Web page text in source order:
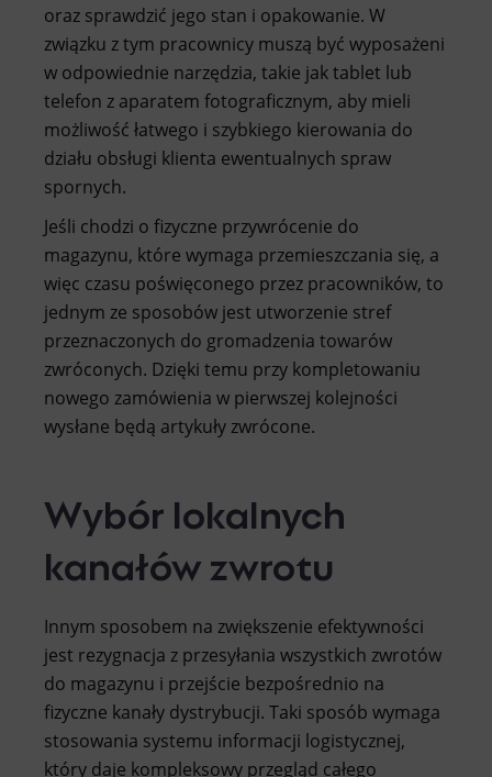
oraz sprawdzić jego stan i opakowanie. W
związku z tym pracownicy muszą być wyposażeni
w odpowiednie narzędzia, takie jak tablet lub
telefon z aparatem fotograficznym, aby mieli
możliwość łatwego i szybkiego kierowania do
działu obsługi klienta ewentualnych spraw
spornych.
Jeśli chodzi o fizyczne przywrócenie do
magazynu, które wymaga przemieszczania się, a
więc czasu poświęconego przez pracowników, to
jednym ze sposobów jest utworzenie stref
przeznaczonych do gromadzenia towarów
zwróconych. Dzięki temu przy kompletowaniu
nowego zamówienia w pierwszej kolejności
wysłane będą artykuły zwrócone.
Wybór lokalnych
kanałów zwrotu
Innym sposobem na zwiększenie efektywności
jest rezygnacja z przesyłania wszystkich zwrotów
do magazynu i przejście bezpośrednio na
fizyczne kanały dystrybucji. Taki sposób wymaga
stosowania systemu informacji logistycznej,
który daje kompleksowy przegląd całego